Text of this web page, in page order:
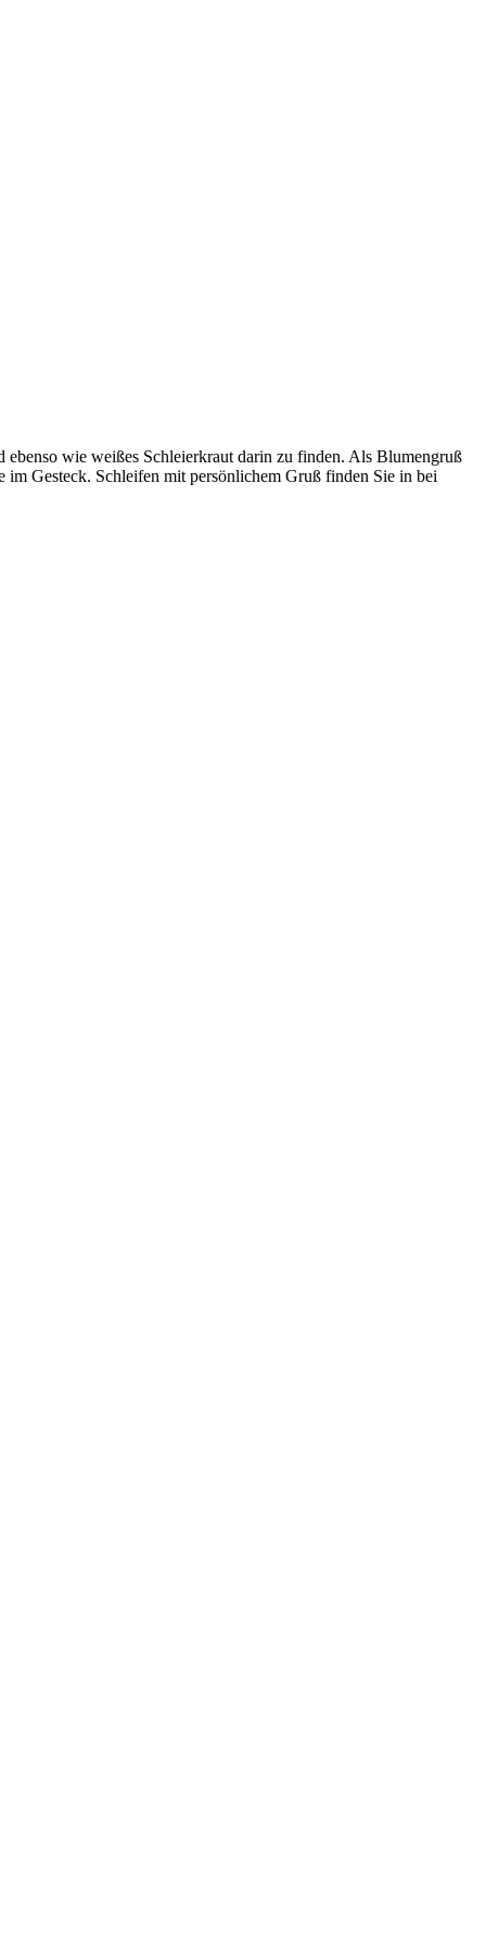
wie weißes Schleierkraut darin zu finden. Als Blumengruß
Gesteck. Schleifen mit persönlichem Gruß finden Sie in bei